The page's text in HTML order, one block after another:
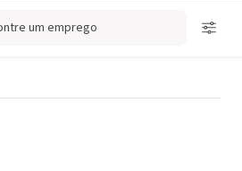
um emprego